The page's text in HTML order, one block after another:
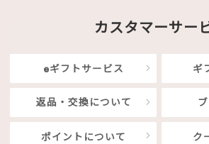
カスタマーサー
eギフトサービス ギ
返品・交換について
ポイントについて ク